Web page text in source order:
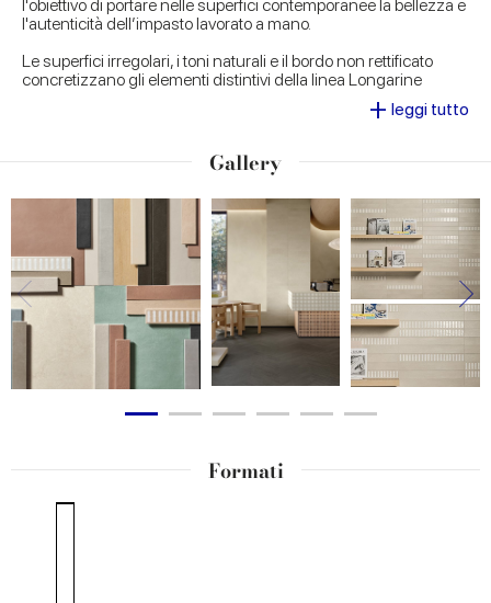
l'obiettivo di portare nelle superfici contemporanee la bellezza e
l'autenticità dell’impasto lavorato a mano.
Le superfici irregolari, i toni naturali e il bordo non rettificato
concretizzano gli elementi distintivi della linea Longarine
Calcecreta, conferendo a ogni pezzo la forza di una bellezza
discreta e di un'eleganza intramontabile. Disponibile in sette
Ombra - Longarine Calcecreta è ideale per dare vita ad
ambienti accoglienti e dal grande impatto visivo, sia in contesti
+ leggi tutto
Gallery
Formati